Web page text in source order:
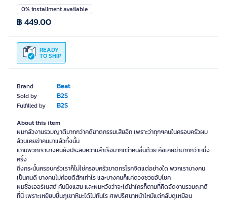
Brand Beat
Sold by B2S
Fulfilled by B2S
0% installment available
READY
TO SHIP
฿ 449.00
About this item
ผมกลัวงานรวมญาติมากกว่าคดีฆาตกรรมเสียอีก เพราะว่าทุกๆคนในครอบครัวผม
ล้วนเคยฆ่าคนมาแล้วทั้งนั้น
แถมพวกเราบางคนยังประสบความสำเร็จมากกว่าคนอื่นด้วย คือเคยฆ่ามากกว่าหนึ่ง
ครั้ง
ถึงกระนั้นครอบครัวเราก็ไม่ใช่ครอบครัวฆาตกรโรคจิตแต่อย่างใด พวกเราบางคน
เป็นคนดี บางคนไม่ค่อยดีสักเท่าไร และบางคนก็แค่ดวงซวยอับโชค
ผมชื่อเออร์เนสต์ คันนิงแฮม และผมหวังว่าจะได้ฆ่าใครก็ตามที่คิดจัดงานรวมญาติ
ที่นี่ เพราะเหยียบขึ้นภูเขาหิมะได้ไม่ทันไร ศพปริศนาหน้าไหม้แต่กลับดูเหมือน